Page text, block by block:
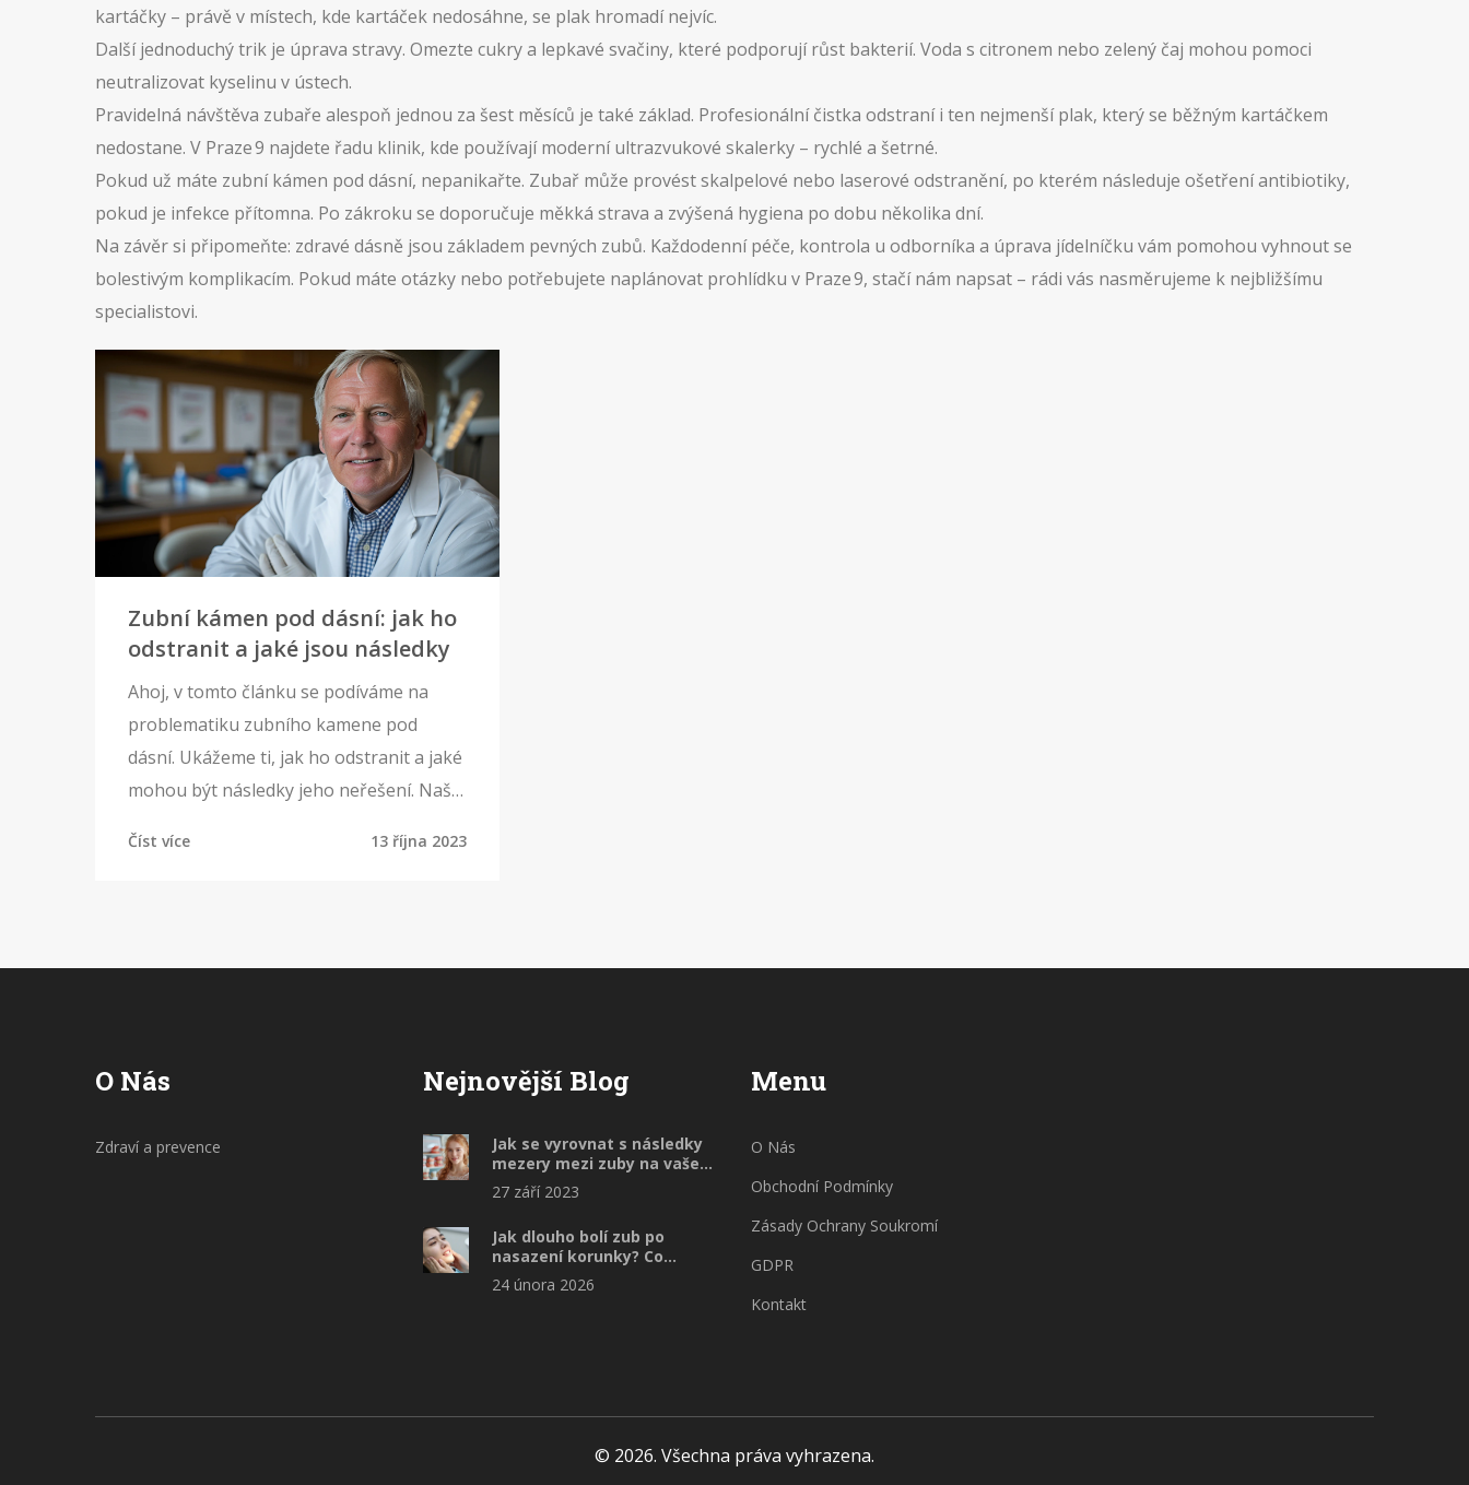
kartáčky – právě v místech, kde kartáček nedosáhne, se plak hromadí nejvíc.
Další jednoduchý trik je úprava stravy. Omezte cukry a lepkavé svačiny, které podporují růst bakterií. Voda s citronem nebo zelený čaj mohou pomoci
neutralizovat kyselinu v ústech.
Pravidelná návštěva zubaře alespoň jednou za šest měsíců je také základ. Profesionální čistka odstraní i ten nejmenší plak, který se běžným kartáčkem
nedostane. V Praze 9 najdete řadu klinik, kde používají moderní ultrazvukové skalerky – rychlé a šetrné.
Pokud už máte zubní kámen pod dásní, nepanikařte. Zubař může provést skalpelové nebo laserové odstranění, po kterém následuje ošetření antibiotiky,
pokud je infekce přítomna. Po zákroku se doporučuje měkká strava a zvýšená hygiena po dobu několika dní.
Na závěr si připomeňte: zdravé dásně jsou základem pevných zubů. Každodenní péče, kontrola u odborníka a úprava jídelníčku vám pomohou vyhnout se
bolestivým komplikacím. Pokud máte otázky nebo potřebujete naplánovat prohlídku v Praze 9, stačí nám napsat – rádi vás nasměrujeme k nejbližšímu
specialistovi.
Zubní kámen pod dásní: jak ho
odstranit a jaké jsou následky
Ahoj, v tomto článku se podíváme na
problematiku zubního kamene pod
dásní. Ukážeme ti, jak ho odstranit a jaké
mohou být následky jeho neřešení. Naše
ti držet tvůj úsměv zdravý a krásný.
Číst více 13 října 2023
O Nás
Zdraví a prevence
Nejnovější Blog
Jak se vyrovnat s následky
mezery mezi zuby na vaše
emocionální zdraví
27 září 2023
Jak dlouho bolí zub po
nasazení korunky? Co
očekávat a kdy se obrátit
na zubaře
24 února 2026
Menu
O Nás
Obchodní Podmínky
Zásady Ochrany Soukromí
GDPR
Kontakt
© 2026. Všechna práva vyhrazena.